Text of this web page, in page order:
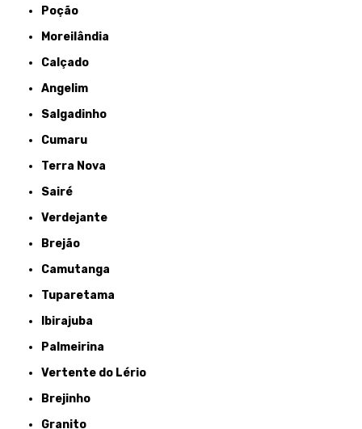
Poção
Moreilândia
Calçado
Angelim
Salgadinho
Cumaru
Terra Nova
Sairé
Verdejante
Brejão
Camutanga
Tuparetama
Ibirajuba
Palmeirina
Vertente do Lério
Brejinho
Granito